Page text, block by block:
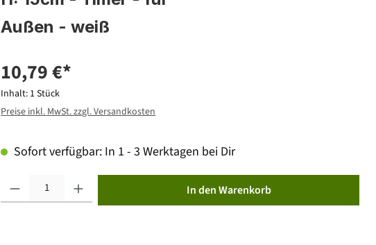
Außen - weiß
10,79 €*
Inhalt: 1 Stück
Preise inkl. MwSt. zzgl. Versandkosten
Sofort verfügbar: In 1 - 3 Werktagen bei Dir
In den Warenkorb